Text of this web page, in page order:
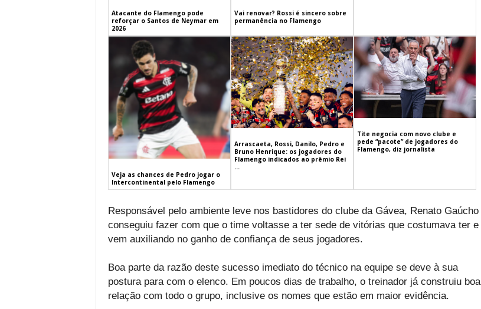
Atacante do Flamengo pode
reforçar o Santos de Neymar em
2026
Vai renovar? Rossi é sincero sobre
permanência no Flamengo
Veja as chances de Pedro jogar o
Intercontinental pelo Flamengo
Arrascaeta, Rossi, Danilo, Pedro e
Bruno Henrique: os jogadores do
Flamengo indicados ao prêmio Rei
...
Tite negocia com novo clube e
pede “pacote” de jogadores do
Flamengo, diz jornalista
Responsável pelo ambiente leve nos bastidores do clube da Gávea, Renato Gaúcho
conseguiu fazer com que o time voltasse a ter sede de vitórias que costumava ter e
vem auxiliando no ganho de confiança de seus jogadores.
Boa parte da razão deste sucesso imediato do técnico na equipe se deve à sua
postura para com o elenco. Em poucos dias de trabalho, o treinador já construiu boa
relação com todo o grupo, inclusive os nomes que estão em maior evidência.